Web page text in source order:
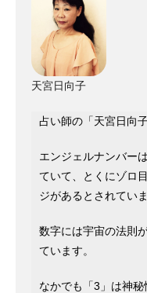
天宮日向子
占い師の「天宮日向子
エンジェルナンバー
ていて、とくにゾロ
ジがあるとされていま
数字には宇宙の法則
ています。
なかでも「3」は神秘